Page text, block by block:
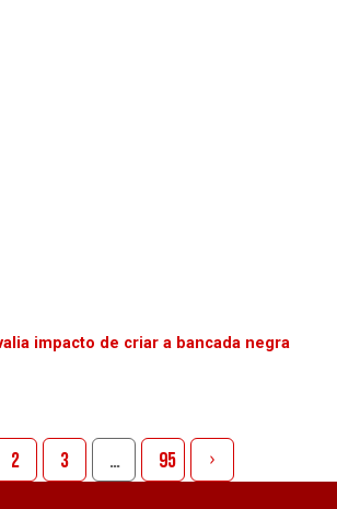
impacto de criar a bancada negra
2 3 … 95